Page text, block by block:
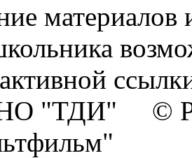
материалов
"ТДИ" ©